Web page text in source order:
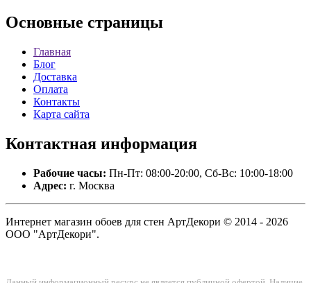
Основные страницы
Главная
Блог
Доставка
Оплата
Контакты
Карта сайта
Контактная информация
Рабочие часы: Пн-Пт: 08:00-20:00, Сб-Вс: 10:00-18:00
Адрес: г. Москва
Интернет магазин обоев для стен АртДекори © 2014 - 2026
ООО "АртДекори".